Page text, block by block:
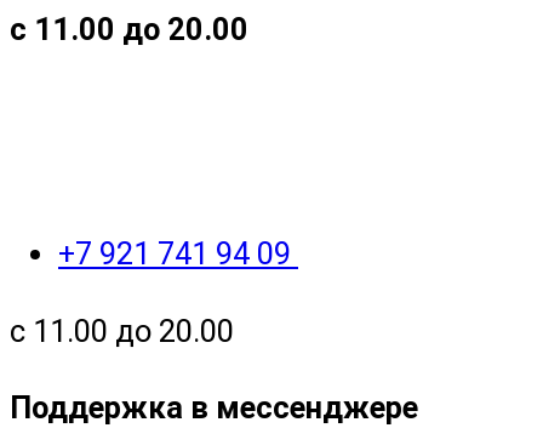
с 11.00 до 20.00
+7 921 741 94 09
с 11.00 до 20.00
Поддержка в мессенджере